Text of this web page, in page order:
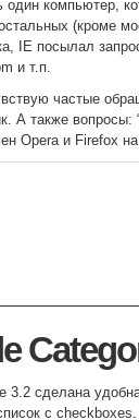
один компьютер,
(кроме
IE посылал
и т.п.
частые
А также
Opera и Firefox
3.2 сделана
с